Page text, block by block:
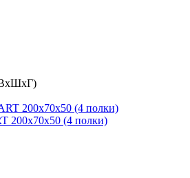
200х70х50 (4 полки)